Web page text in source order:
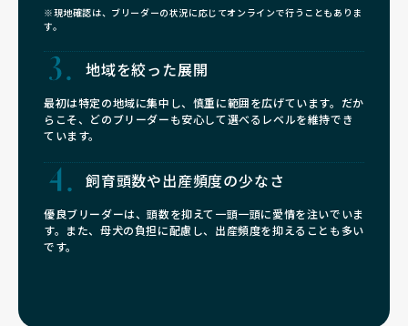
※現地確認は、ブリーダーの状況に応じてオンラインで行うこともありま
す。
地域を絞った展開
最初は特定の地域に集中し、慎重に範囲を広げています。だか
らこそ、どのブリーダーも安心して選べるレベルを維持でき
ています。
飼育頭数や出産頻度の少なさ
優良ブリーダーは、頭数を抑えて一頭一頭に愛情を注いでいま
す。また、母犬の負担に配慮し、出産頻度を抑えることも多い
です。